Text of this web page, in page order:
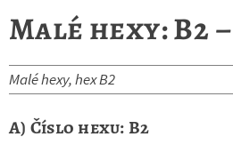
Malé hexy: B2
Malé hexy, hex B2
A) Číslo hexu: B2